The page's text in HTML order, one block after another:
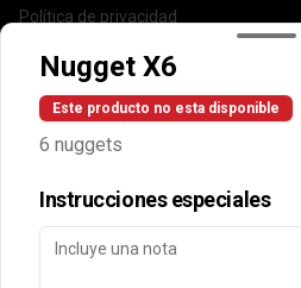
Política de privacidad
Redes sociales
Instagram
Facebook
Mi cuenta
Nugget X6
Este producto no esta disponible
6 nuggets
Instrucciones especiales